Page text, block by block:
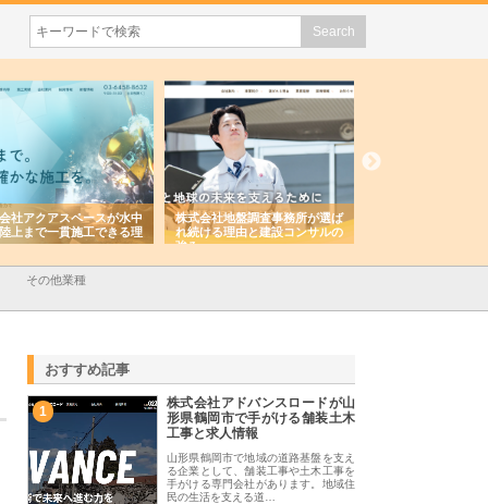
社アクアスペースが水中
上まで一貫施工できる理
株式会社地盤調査事務所が選ば
れ続ける理由と建設コンサルの
強み
その他業種
おすすめ記事
1
株式会社アドバンスロードが山
形県鶴岡市で手がける舗装土木
工事と求人情報
山形県鶴岡市で地域の道路基盤を支え
る企業として、舗装工事や土木工事を
手がける専門会社があります。地域住
民の生活を支える道…